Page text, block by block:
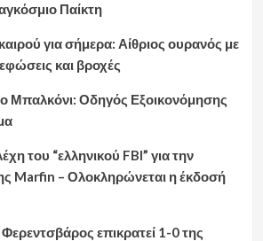
Παίκτη
για σήμερα: Αίθριος ουρανός με
και βροχές
Μπαλκόνι: Οδηγός Εξοικονόμησης
του “ελληνικού FBI” για την
Marfin – Ολοκληρώνεται η έκδοσή
επικρατεί 1-0 της